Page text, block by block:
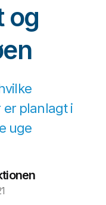
og
planlagt i
uge